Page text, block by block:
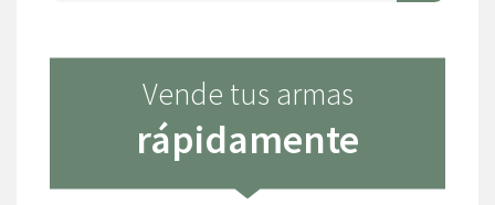
Vende tus armas
rápidamente